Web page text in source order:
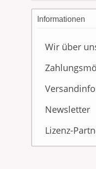
Informationen
Wir über
Newsletter
Lizenz-